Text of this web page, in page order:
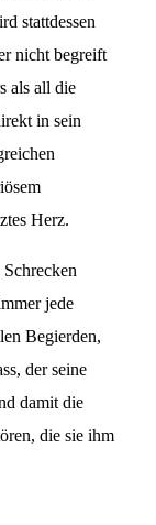
stattdessen
nicht begreift
als all die
in sein
Herz.
jede
Begierden,
der seine
damit die
die sie ihm